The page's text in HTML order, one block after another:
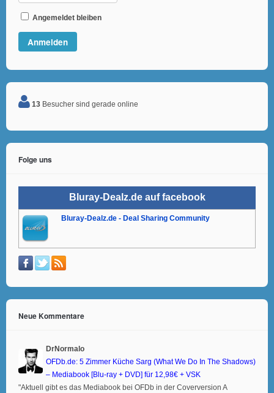
Angemeldet bleiben
13 Besucher sind gerade online
Folge uns
Bluray-Dealz.de auf facebook
Bluray-Dealz.de - Deal Sharing Community
Neue Kommentare
DrNormalo
OFDb.de: 5 Zimmer Küche Sarg (What We Do In The Shadows)
– Mediabook [Blu-ray + DVD] für 12,98€ + VSK
"Aktuell gibt es das Mediabook bei OFDb in der Coverversion A